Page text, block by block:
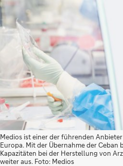
Medios ist einer der führenden
Europa. Mit der Übernahme der Ceban
Kapazitäten bei der Herstellung von
weiter aus. Foto: Medios